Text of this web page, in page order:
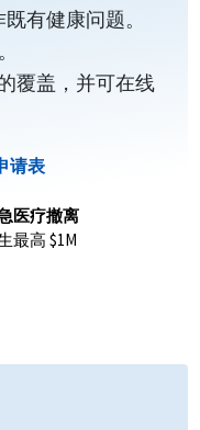
有健康问题。
覆盖，并可在线
请表
医疗撤离
最高 $1M